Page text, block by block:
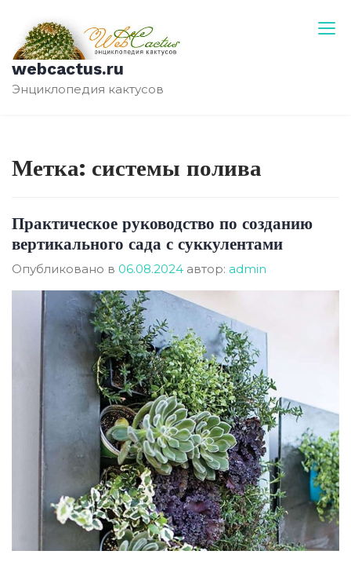
содержимому
webcactus.ru
Энциклопедия кактусов
Метка: системы полива
Практическое руководство по созданию
вертикального сада с суккулентами
Опубликовано в 06.08.2024 автор: admin